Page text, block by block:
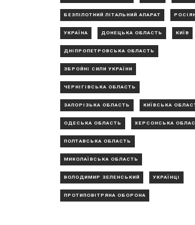
БЕЗПІЛОТНИЙ ЛІТАЛЬНИЙ АПАРАТ
УКРАЇНА ДОНЕЦЬКА ОБЛАСТЬ КИЇВ
ДНІПРОПЕТРОВСЬКА ОБЛАСТЬ
ЗБРОЙНІ СИЛИ УКРАЇНИ
ЧЕРНІГІВСЬКА ОБЛАСТЬ
ЗАПОРІЗЬКА ОБЛАСТЬ КИЇВСЬКА
ОДЕСЬКА ОБЛАСТЬ ХЕРСОНСЬКА
ПОЛТАВСЬКА ОБЛАСТЬ
МИКОЛАЇВСЬКА ОБЛАСТЬ
ВОЛОДИМИР ЗЕЛЕНСЬКИЙ УКРАЇНЦІ
ПРОТИПОВІТРЯНА ОБОРОНА